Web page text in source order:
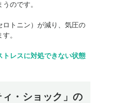
のです。
ロトニン）が減り、気圧の
。
トレスに対処できない状態
・ショック」の